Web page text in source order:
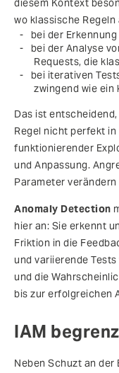
diesem Kontext
wo klassische
bei der
bei der Analyse
Requests, die
bei iterativen
zwingend wie ein
Das ist
Regel nicht perfekt
funktionierender
und Anpassung.
Parameter
Anomaly Detection
hier an: Sie erkennt
Friktion in die
und variierende
und die
bis zur erfolgreichen
IAM
Neben Schuzt an der